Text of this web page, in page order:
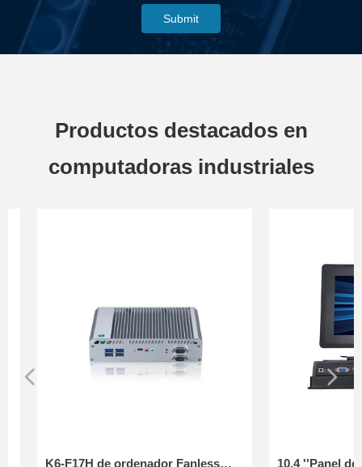
Productos destacados en
computadoras industriales
K6-F17H de ordenador Fanless
10.4 ''Panel de
넳 넲
Submit